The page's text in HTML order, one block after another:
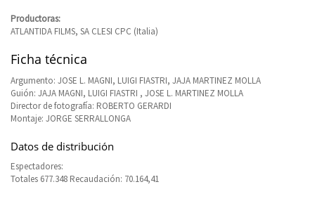
Productoras:
ATLANTIDA FILMS, SA CLESI CPC (Italia)
Ficha técnica
Argumento: JOSE L. MAGNI, LUIGI FIASTRI, JAJA MARTINEZ MOLLA
Guión: JAJA MAGNI, LUIGI FIASTRI , JOSE L. MARTINEZ MOLLA
Director de fotografía: ROBERTO GERARDI
Montaje: JORGE SERRALLONGA
Datos de distribución
Espectadores:
Totales 677.348 Recaudación: 70.164,41